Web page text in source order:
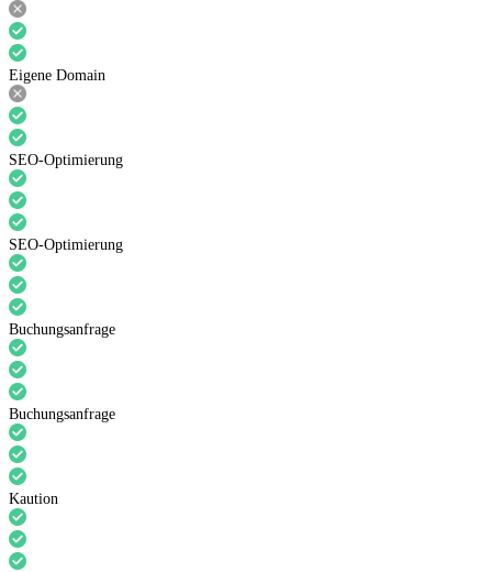
Eigene Domain
SEO-Optimierung
SEO-Optimierung
Buchungsanfrage
Buchungsanfrage
Kaution